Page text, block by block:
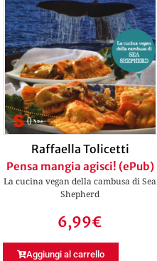
Raffaella Tolicetti
Pensa mangia agisci! (ePub)
La cucina vegan della cambusa di Sea
Shepherd
6,99€
Aggiungi al carrello